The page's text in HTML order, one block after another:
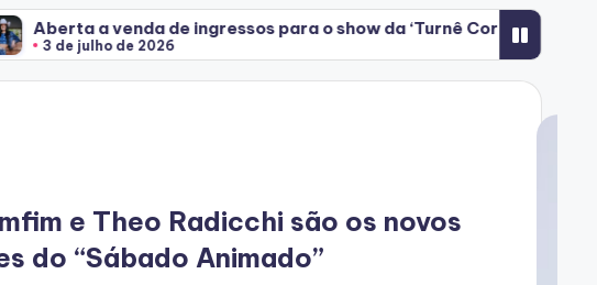
de ingressos para o show da ‘Turnê Coração Acelerado’
e Theo Radicchi são os novos
do “Sábado Animado”